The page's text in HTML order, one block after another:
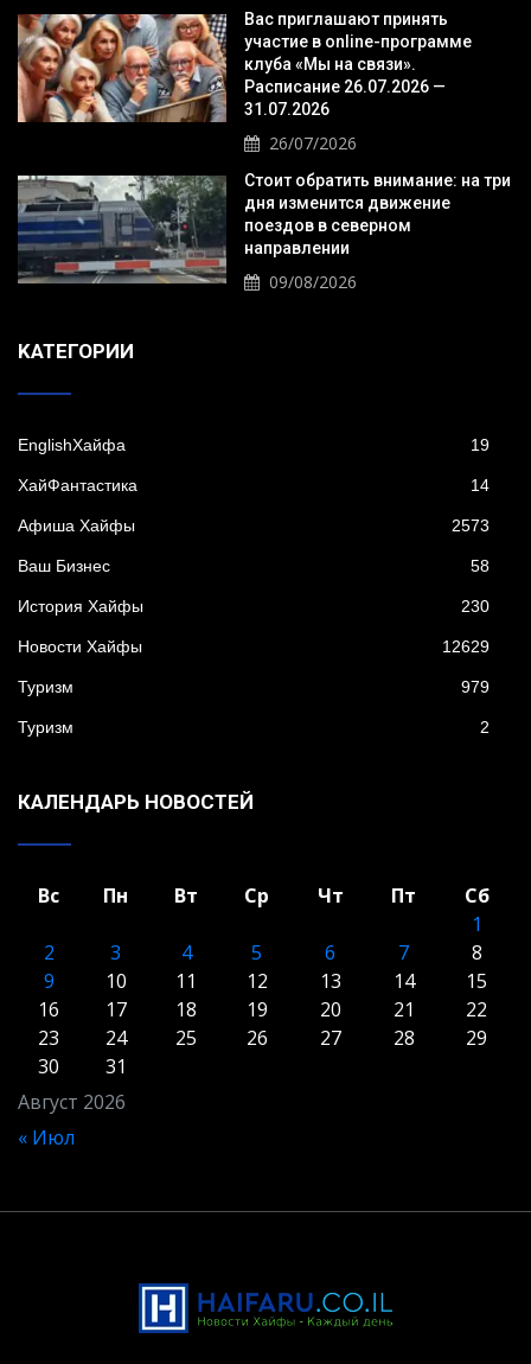
Вас приглашают принять
участие в online-программе
клуба «Мы на связи».
Расписание 26.07.2026 —
31.07.2026
26/07/2026
Стоит обратить внимание: на три
дня изменится движение
поездов в северном
направлении
09/08/2026
KАТЕГОРИИ
EnglishХайфа 19
XайФантастика 14
Афиша Хайфы 2573
Ваш Бизнес 58
История Хайфы 230
Новости Хайфы 12629
Туризм 979
Туризм 2
КАЛЕНДАРЬ НОВОСТЕЙ
Август 2026
Вс Пн Вт Ср Чт Пт
Сб
1
2
3 4 5 6 7
8
9
10 11 12 13 14
15
16
17 18 19 20 21
22
23
24 25 26 27 28
29
30
31
« Июл